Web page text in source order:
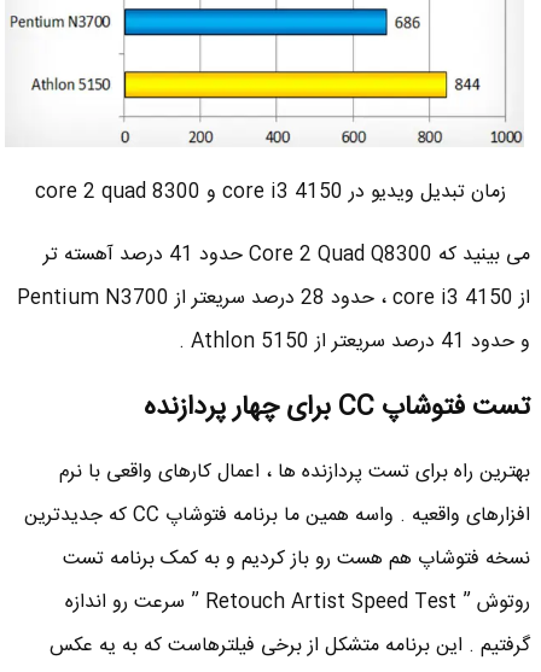
زمان تبدیل ویدیو در core i3 4150 و core 2 quad 8300
می بینید که Core 2 Quad Q8300 حدود 41 درصد آهسته تر
از core i3 4150 ، حدود 28 درصد سریعتر از Pentium N3700
و حدود 41 درصد سریعتر از Athlon 5150 .
تست فتوشاپ CC برای چهار پردازنده
بهترین راه برای تست پردازنده ها ، اعمال کارهای واقعی با نرم
افزارهای واقعیه . واسه همین ما برنامه فتوشاپ CC که جدیدترین
نسخه فتوشاپ هم هست رو باز کردیم و به کمک برنامه تست
روتوش ” Retouch Artist Speed Test ” سرعت رو اندازه
گرفتیم . این برنامه متشکل از برخی فیلترهاست که به یه عکس